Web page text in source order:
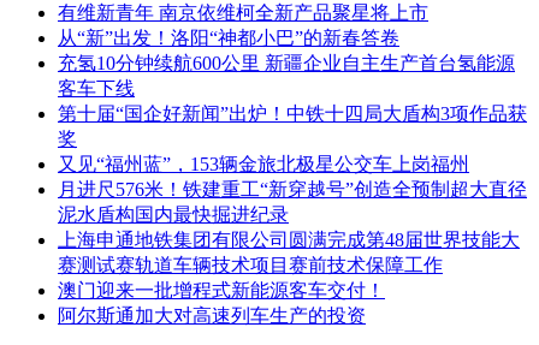
有维新青年 南京依维柯全新产品聚星将上市
从“新”出发！洛阳“神都小巴”的新春答卷
充氢10分钟续航600公里 新疆企业自主生产首台氢能源
客车下线
第十届“国企好新闻”出炉！中铁十四局大盾构3项作品获
奖
又见“福州蓝”，153辆金旅北极星公交车上岗福州
月进尺576米！铁建重工“新穿越号”创造全预制超大直径
泥水盾构国内最快掘进纪录
上海申通地铁集团有限公司圆满完成第48届世界技能大
赛测试赛轨道车辆技术项目赛前技术保障工作
澳门迎来一批增程式新能源客车交付！
阿尔斯通加大对高速列车生产的投资